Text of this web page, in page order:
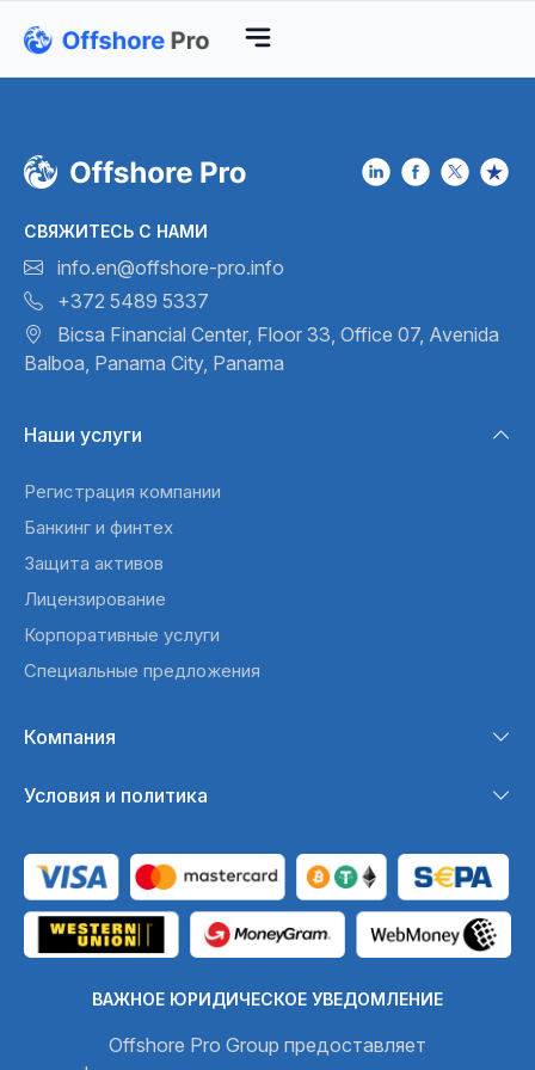
СВЯЖИТЕСЬ С НАМИ
info.en@offshore-pro.info
+372 5489 5337
Bicsa Financial Center, Floor 33, Office 07, Avenida
Balboa, Panama City, Panama
Наши услуги
Регистрация компании
Банкинг и финтех
Защита активов
Лицензирование
Корпоративные услуги
Специальные предложения
Компания
Условия и политика
ВАЖНОЕ ЮРИДИЧЕСКОЕ УВЕДОМЛЕНИЕ
Offshore Pro Group предоставляет